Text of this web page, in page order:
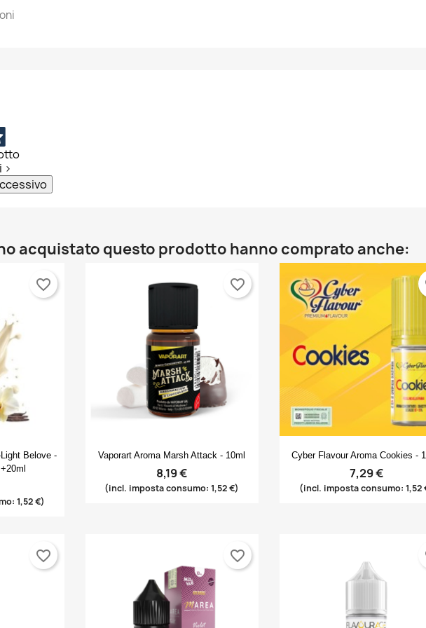
>
acquistato questo prodotto hanno comprato anche:
Belove -
1,52 €)
favorite_border
Anteprima
Vaporart Aroma Marsh Attack - 10ml
8,19 €
(incl. imposta consumo: 1,52 €)
favorite_border
Anteprima
Cyber Flavour Aroma Cookies -
7,29 €
(incl. imposta consumo: 1,52
favorite_border favorite_border